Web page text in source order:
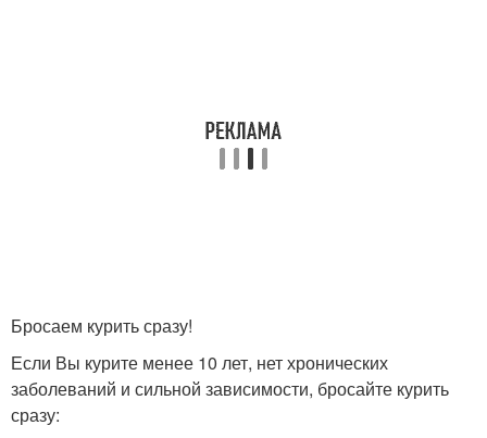
Бросаем курить сразу!
Если Вы курите менее 10 лет, нет хронических
заболеваний и сильной зависимости, бросайте курить
сразу: